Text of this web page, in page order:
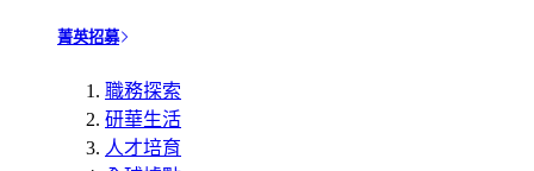
菁英招募
職務探索
研華生活
人才培育